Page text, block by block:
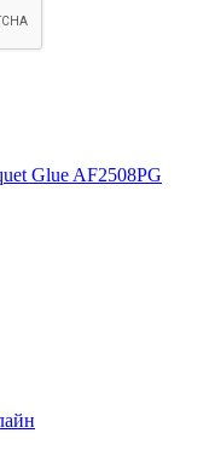
Glue AF2508PG